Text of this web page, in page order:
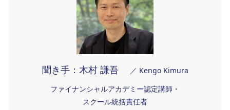
聞き手：木村 謙吾
／ Kengo Kimura
ファイナンシャルアカデミー認定講師・
スクール統括責任者